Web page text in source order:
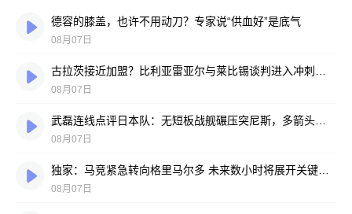
德容的膝盖，也许不用动刀？专家说“供血好”是底气
08月07日
08月07日
08月07日
08月07日